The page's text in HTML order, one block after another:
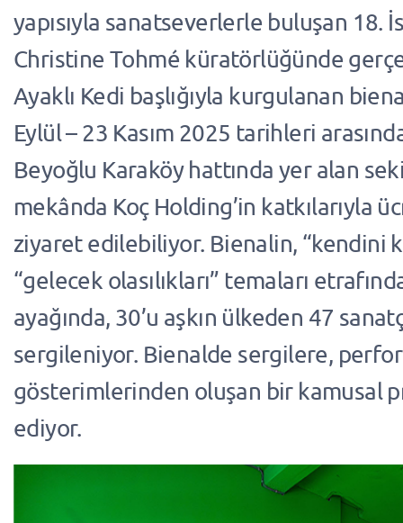
yapısıyla sanatseverlerle buluşan 18.
Christine Tohmé küratörlüğünde
Ayaklı Kedi başlığıyla kurgulanan
Eylül – 23 Kasım 2025 tarihleri
Beyoğlu Karaköy hattında yer alan
mekânda Koç Holding’in katkılarıyla
ziyaret edilebiliyor. Bienalin, “kendini
“gelecek olasılıkları” temaları
ayağında, 30’u aşkın ülkeden 47
sergileniyor. Bienalde sergilere,
gösterimlerinden oluşan bir kamusal
ediyor.